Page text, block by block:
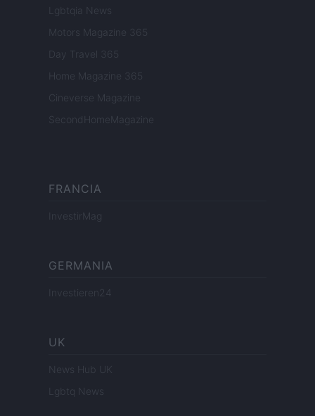
Lgbtqia News
Motors Magazine 365
Day Travel 365
Home Magazine 365
Cineverse Magazine
SecondHomeMagazine
FRANCIA
InvestirMag
GERMANIA
Investieren24
UK
News Hub UK
Lgbtq News